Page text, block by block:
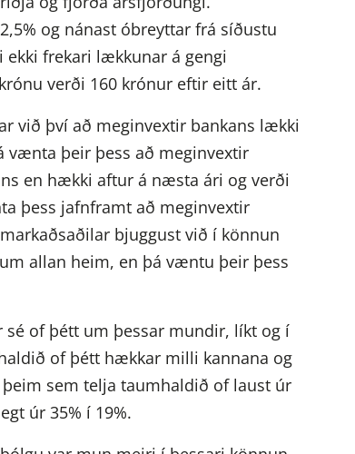
og nánast óbreyttar frá síðustu
frekari lækkunar á gengi
verði 160 krónur eftir eitt ár.
við því að meginvextir bankans lækki
vænta þeir þess að meginvextir
en hækki aftur á næsta ári og verði
þess jafnframt að meginvextir
bjuggust við í könnun
allan heim, en þá væntu þeir þess
of þétt um þessar mundir, líkt og í
of þétt hækkar milli kannana og
sem telja taumhaldið of laust úr
úr 35% í 19%.